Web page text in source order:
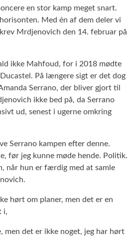
en stor kamp meget snart.
Med én af dem deler vi
Mrdjenovich den 14. februar på
ikke Mahfoud, for i 2018 mødte
På længere sigt er det dog
Serrano, der bliver gjort til
ikke bed på, da Serrano
ud, senest i ugerne omkring
Serrano kampen efter denne.
før jeg kunne møde hende. Politik.
når hun er færdig med at samle
hørt om planer, men det er en
i,
men det er ikke noget, jeg har hørt